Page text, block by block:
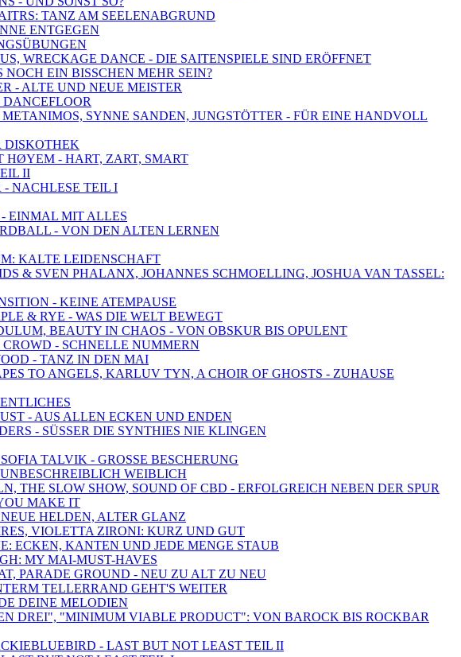
TANZ AM SEELENABGRUND
ENTGEGEN
WRECKAGE DANCE - DIE SAITENSPIELE SIND ERÖFFNET
EIN BISSCHEN MEHR SEIN?
- ALTE UND NEUE MEISTER
SYNNE SANDEN, JUNGSTÖTTER - FÜR EINE HANDVOLL
DISKOTHEK
HØYEM - HART, ZART, SMART
II
- NACHLESE TEIL I
- EINMAL MIT ALLES
- VON DEN ALTEN LERNEN
KALTE LEIDENSCHAFT
& SVEN PHALANX, JOHANNES SCHMOELLING, JOSHUA VAN TASSEL:
- KEINE ATEMPAUSE
& RYE - WAS DIE WELT BEWEGT
BEAUTY IN CHAOS - VON OBSKUR BIS OPULENT
- SCHNELLE NUMMERN
- TANZ IN DEN MAI
TO ANGELS, KARLUV TYN, A CHOIR OF GHOSTS - ZUHAUSE
- AUS ALLEN ECKEN UND ENDEN
- SÜSSER DIE SYNTHIES NIE KLINGEN
TALVIK - GROSSE BESCHERUNG
WEIBLICH
THE SLOW SHOW, SOUND OF CBD - ERFOLGREICH NEBEN DER SPUR
MAKE IT
HELDEN, ALTER GLANZ
VIOLETTA ZIRONI: KURZ UND GUT
ECKEN, KANTEN UND JEDE MENGE STAUB
MY MAI-MUST-HAVES
PARADE GROUND - NEU ZU ALT ZU NEU
TELLERRAND GEHT'S WEITER
DEINE MELODIEN
DREI", "MINIMUM VIABLE PRODUCT": VON BAROCK BIS ROCKBAR
- LAST BUT NOT LEAST TEIL II